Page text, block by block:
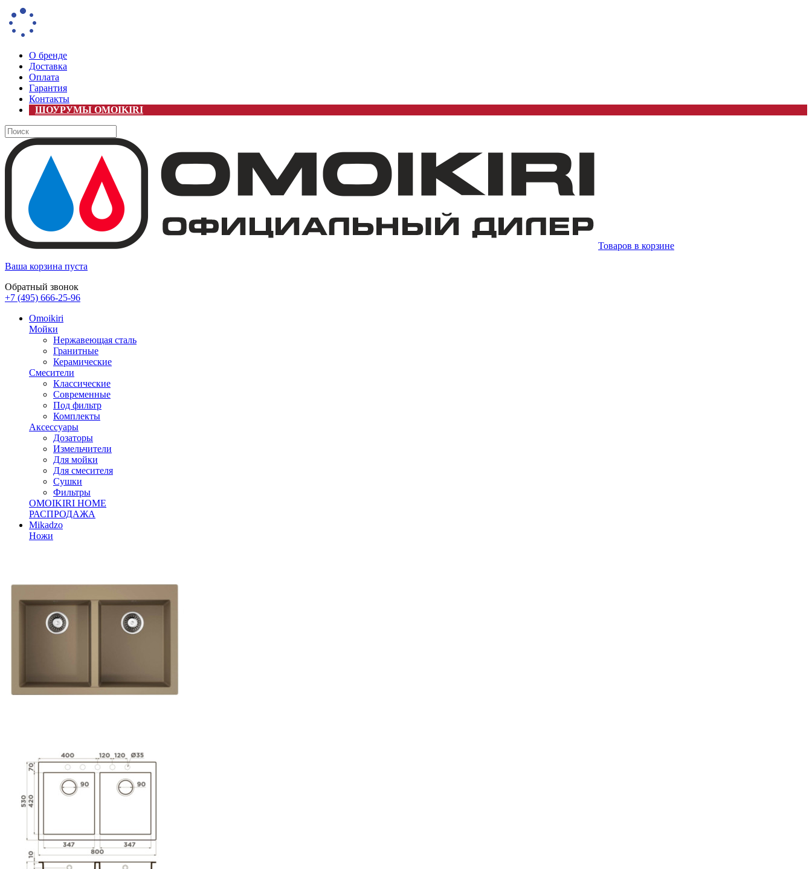
О бренде
Доставка
Оплата
Гарантия
Контакты
ШОУРУМЫ OMOIKIRI
Товаров в корзине
Ваша корзина пуста
Обратный звонок
+7 (495) 666-25-96
Omoikiri
Мойки
Нержавеющая сталь
Гранитные
Керамические
Смесители
Классические
Современные
Под фильтр
Комплекты
Аксессуары
Дозаторы
Измельчители
Для мойки
Для смесителя
Сушки
Фильтры
OMOIKIRI HOME
РАСПРОДАЖА
Mikadzo
Ножи